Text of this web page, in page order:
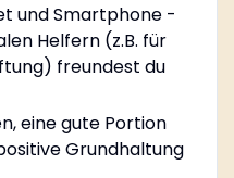
und Smartphone -
Helfern (z.B. für
freundest du
eine gute Portion
Grundhaltung